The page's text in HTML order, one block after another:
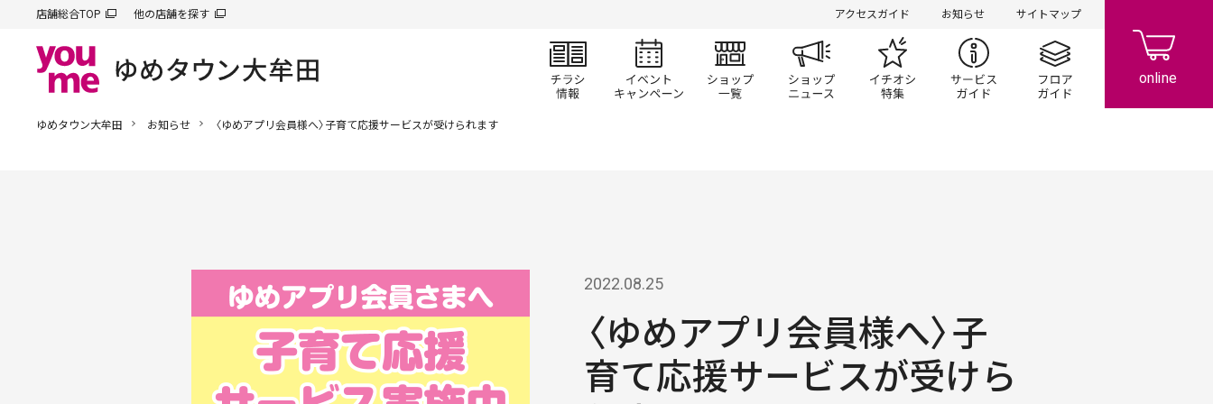
店舗総合TOP 他の店舗を探す アクセスガイド お知らせ サイトマップ
チラシ情報 イベント/キャンペーン
ショップ一覧 ショップニュースイチオシ特集 サービスガイドフロアガイド
ゆめタウン大牟田 お知らせ 〈ゆめアプリ会員様へ〉子育て応援サービスが受けられます
2022.08.25
〈ゆめアプリ会員様へ〉子
育て応援サービスが受けら